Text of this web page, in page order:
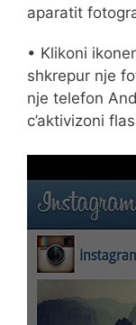
aparatit
• Klikoni
shkrepur nje
nje telefon
c’aktivizoni